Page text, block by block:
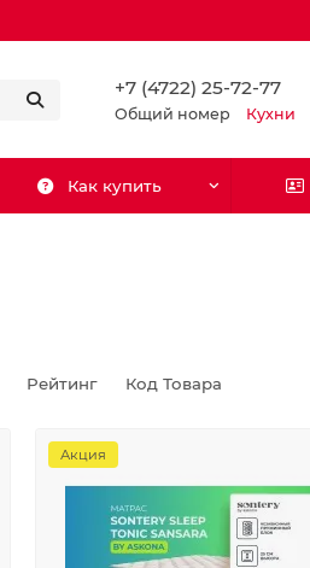
+7 (4722) 25-72-77
Общий номер Кухни
Как купить
Рейтинг Код Товара
Акция